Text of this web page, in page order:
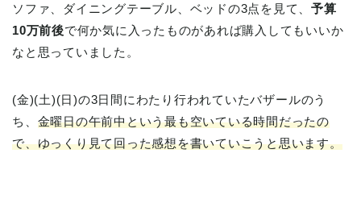
ソファ、ダイニングテーブル、ベッドの3点を見て、予算
10万前後で何か気に入ったものがあれば購入してもいいか
なと思っていました。
(金)(土)(日)の3日間にわたり行われていたバザールのう
ち、 金曜日の午前中という最も空いている時間だったの
で、ゆっくり見て回った感想を書いていこうと思います。